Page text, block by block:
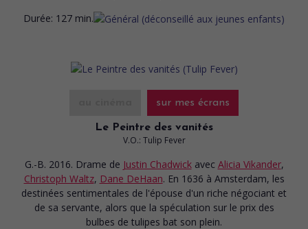
Durée: 127 min.
sur mes écrans
Le Peintre des vanités
V.O.: Tulip Fever
G.-B. 2016. Drame de Justin Chadwick avec Alicia Vikander,
Christoph Waltz, Dane DeHaan. En 1636 à Amsterdam, les
destinées sentimentales de l'épouse d'un riche négociant et
de sa servante, alors que la spéculation sur le prix des
bulbes de tulipes bat son plein.